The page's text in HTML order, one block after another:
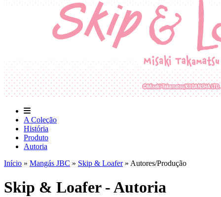
A Coleção
História
Produto
Autoria
Início » Mangás JBC » Skip & Loafer» Autores/Produção
Skip & Loafer - Autoria